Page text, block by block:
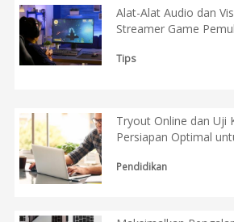
Alat-Alat Audio dan
Streamer Game
Tips
Tryout Online dan Uji
Persiapan Optimal
Pendidikan